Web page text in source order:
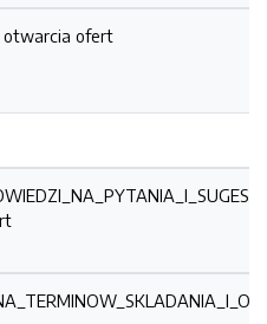
otwarcia ofert